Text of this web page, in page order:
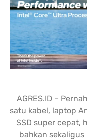
AGRES.ID –
satu kabel, laptop
SSD super cepat,
bahkan